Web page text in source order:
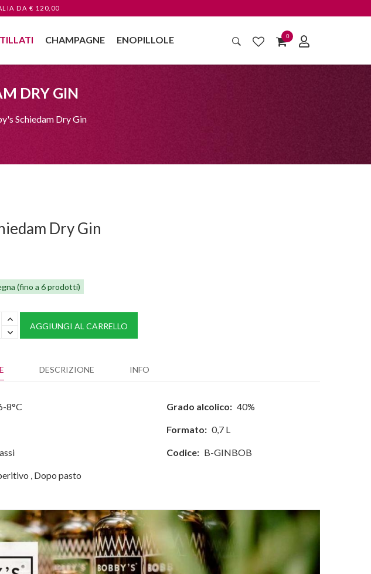
DA € 120,00
CHAMPAGNE ENOPILLOLE 0
DRY GIN
Schiedam Dry Gin
Dry Gin
(fino a 6 prodotti)
AGGIUNGI AL CARRELLO
DESCRIZIONE INFO
8°C Grado alcolico: 40%
Formato: 0,7 L
Codice: B-GINBOB
, Dopo pasto